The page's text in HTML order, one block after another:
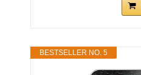
BESTSELLER NO. 5